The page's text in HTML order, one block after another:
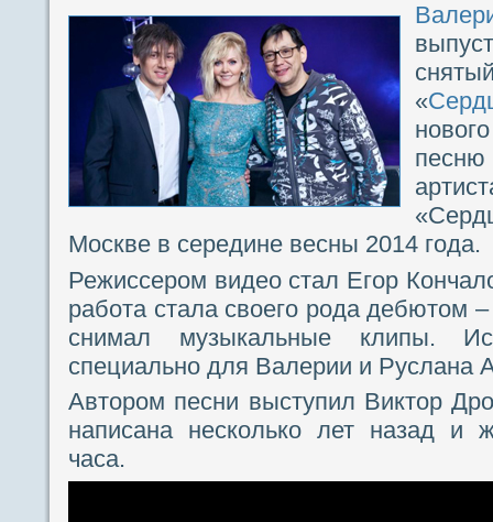
«
песню
Москве в середине весны 2014 года.
Режиссером видео стал Егор
работа стала своего рода дебютом
снимал музыкальные клипы.
специально для Валерии и Руслана
Автором песни выступил Виктор
написана несколько лет назад и
часа.